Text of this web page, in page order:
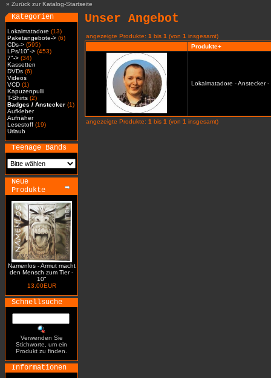
» Zurück zur Katalog-Startseite
Kategorien
Lokalmatadore (13)
Paketangebote-> (6)
CDs-> (595)
LPs/10"-> (453)
7"-> (34)
Kassetten
DVDs (6)
Videos
VCD (1)
Kapuzenpulli
T-Shirts (2)
Badges / Anstecker (1)
Aufkleber
Aufnäher
Lesestoff (19)
Urlaub
Teenage Bands
Neue
Produkte
Namenlos - Armut macht
den Mensch zum Tier -
10"
13.00EUR
Schnellsuche
Verwenden Sie
Stichworte, um ein
Produkt zu finden.
Informationen
Unser Angebot
angezeigte Produkte: 1 bis 1 (von 1 insgesamt)
Produkte+
Lokalmatadore - Anstecker -
angezeigte Produkte: 1 bis 1 (von 1 insgesamt)